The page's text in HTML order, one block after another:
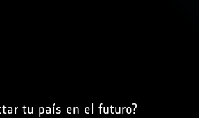
tu país en el futuro?